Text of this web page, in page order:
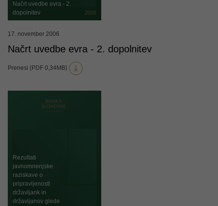
Načrt uvedbe evra - 2.
dopolnitev
2006
17. november 2006
Načrt uvedbe evra - 2. dopolnitev
Prenesi (PDF 0,34MB)
Rezultati
javnomnenjske
raziskave o
pripravljenosti
državljank in
državljanov glede